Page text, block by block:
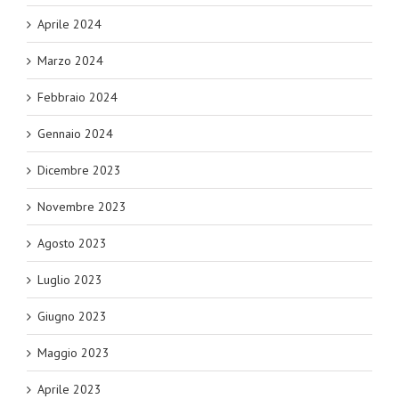
Aprile 2024
Marzo 2024
Febbraio 2024
Gennaio 2024
Dicembre 2023
Novembre 2023
Agosto 2023
Luglio 2023
Giugno 2023
Maggio 2023
Aprile 2023